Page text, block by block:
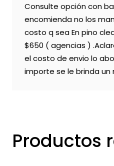
Consulte opción con
encomienda no los
costo q sea En pino
$650 ( agencias )
el costo de envio lo
importe se le brinda
Productos